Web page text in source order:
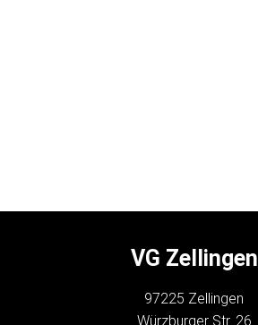
VG Zellingen
97225 Zellingen
Würzburger Str. 26